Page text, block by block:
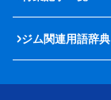
ジム関連用語辞典